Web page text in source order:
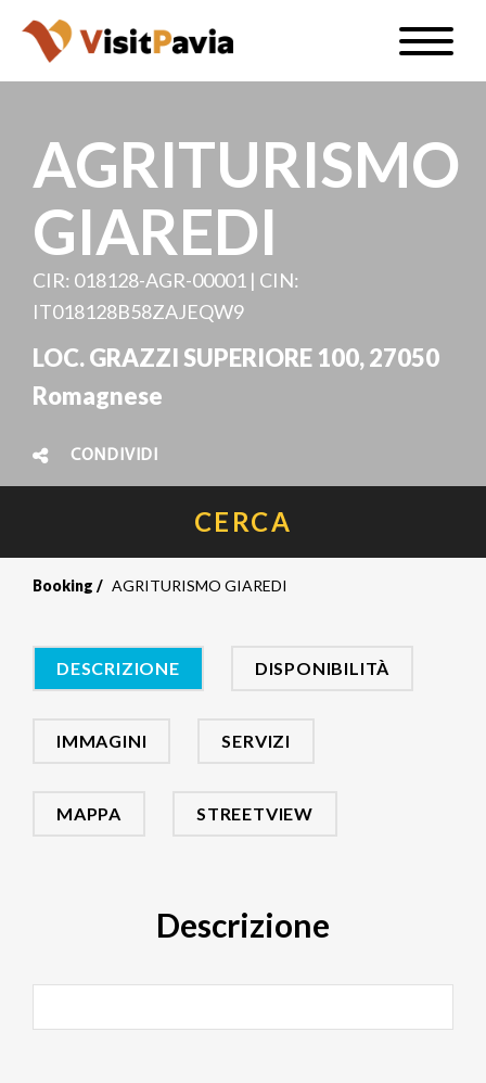
Salta
contenuto
Toggle
IT
#visitpavia
AGRITURISMO
GIAREDI
CIR: 018128-AGR-00001 | CIN:
IT018128B58ZAJEQW9
LOC. GRAZZI SUPERIORE 100, 27050
Romagnese
CONDIVIDI
CERCA
Booking AGRITURISMO GIAREDI
DESCRIZIONE DISPONIBILITÀ
IMMAGINI SERVIZI
MAPPA STREETVIEW
Descrizione